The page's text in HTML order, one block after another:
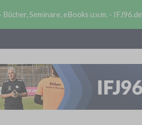
Seminare, eBooks u.v.m. - IFJ96.de